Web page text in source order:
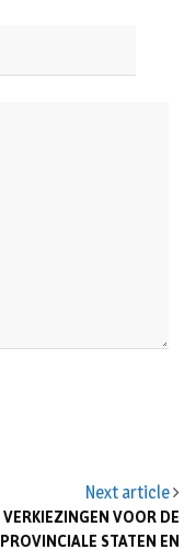
Next article
VERKIEZINGEN VOOR DE
PROVINCIALE STATEN EN